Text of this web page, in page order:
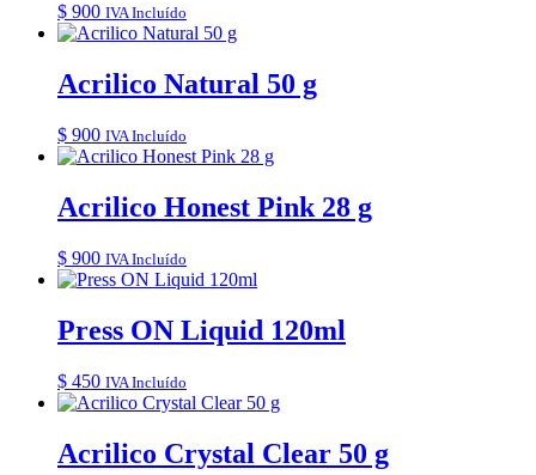
$ 900 IVA Incluído
Acrilico Natural 50 g
$ 900 IVA Incluído
Acrilico Honest Pink 28 g
$ 900 IVA Incluído
Press ON Liquid 120ml
$ 450 IVA Incluído
Acrilico Crystal Clear 50 g